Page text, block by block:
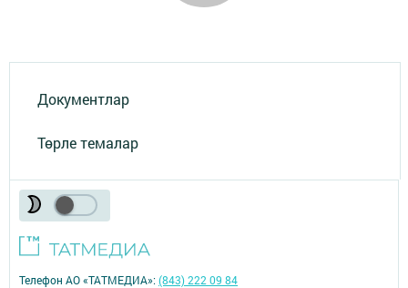
Документлар
Төрле темалар
Телефон АО «ТАТМЕДИА»:(843) 222 09 84